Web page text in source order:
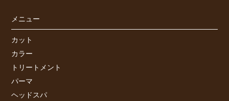
メニュー
カット
カラー
トリートメント
パーマ
ヘッドスパ